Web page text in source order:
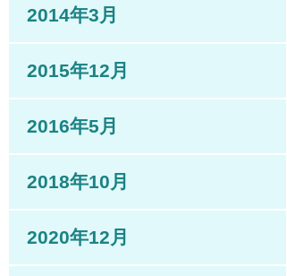
2014年3月
2015年12月
2016年5月
2018年10月
2020年12月